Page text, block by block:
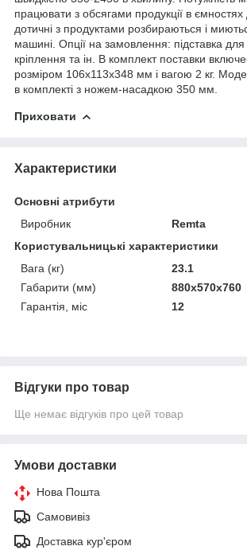
працювати з обсягами продукції в ємностях
дотичні з продуктами розбираються і
машині. Опції на замовлення: підставка для
кріплення та ін. В комплект поставки
розміром 106х113х348 мм і вагою 2 кг.
в комплекті з ножем-насадкою 350 мм.
Приховати
Характеристики
Основні атрибути
Виробник
Remta
Користувальницькі характеристики
Вага (кг)
23.1
Габарити (мм)
880x570x760
Гарантія, міс
12
Відгуки про товар
Ще немає відгуків про цей товар
Умови доставки
Нова Пошта
Самовивіз
Доставка кур'єром